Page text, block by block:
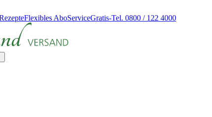
Flexibles AboServiceGratis-Tel. 0800 / 122 4000